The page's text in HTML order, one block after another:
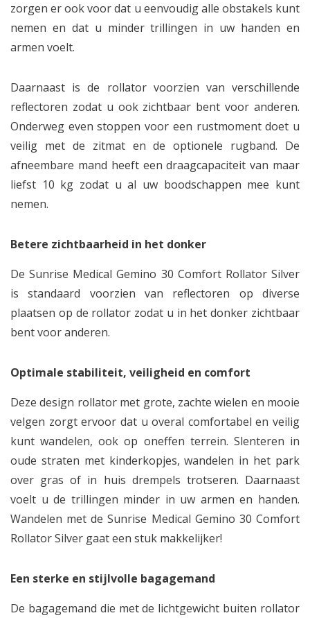
zorgen er ook voor dat u eenvoudig alle obstakels kunt
nemen en dat u minder trillingen in uw handen en
armen voelt.
Daarnaast is de rollator voorzien van verschillende
reflectoren zodat u ook zichtbaar bent voor anderen.
Onderweg even stoppen voor een rustmoment doet u
veilig met de zitmat en de optionele rugband. De
afneembare mand heeft een draagcapaciteit van maar
liefst 10 kg zodat u al uw boodschappen mee kunt
nemen.
Betere zichtbaarheid in het donker
De Sunrise Medical Gemino 30 Comfort Rollator Silver
is standaard voorzien van reflectoren op diverse
plaatsen op de rollator zodat u in het donker zichtbaar
bent voor anderen.
Optimale stabiliteit, veiligheid en comfort
Deze design rollator met grote, zachte wielen en mooie
velgen zorgt ervoor dat u overal comfortabel en veilig
kunt wandelen, ook op oneffen terrein. Slenteren in
oude straten met kinderkopjes, wandelen in het park
over gras of in huis drempels trotseren. Daarnaast
voelt u de trillingen minder in uw armen en handen.
Wandelen met de Sunrise Medical Gemino 30 Comfort
Rollator Silver gaat een stuk makkelijker!
Een sterke en stijlvolle bagagemand
De bagagemand die met de lichtgewicht buiten rollator